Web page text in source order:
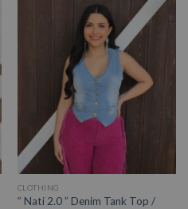
CLOTHING
” Nati 2.0 ” Denim Tank Top /